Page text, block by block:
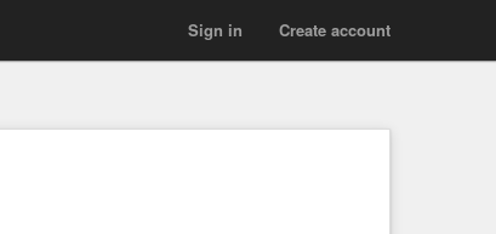
Create account
Sign in